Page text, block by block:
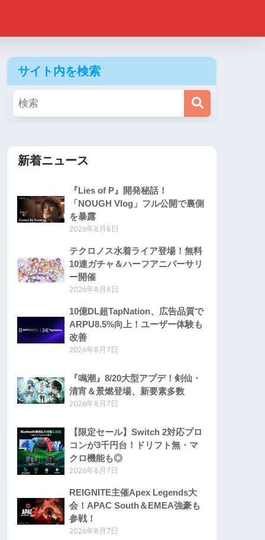
サイト内を検索
新着ニュース
『Lies of P』開発秘話！
「NOUGH Vlog」フル公開で裏側
を暴露
2026年8月8日
テクロノス水着ライア登場！無料
10連ガチャ＆ハーフアニバーサリ
ー開催
2026年8月8日
10億DL超TapNation、広告品質で
ARPU8.5%向上！ユーザー体験も
改善
2026年8月7日
『鳴潮』8/20大型アプデ！剣仙・
清宵＆景燃登場、新要素多数
2026年8月7日
【限定セール】Switch 2対応プロ
コンが3千円台！ドリフト無・マ
クロ機能も◎
2026年8月7日
REIGNITE主催Apex Legends大
会！APAC South＆EMEA強豪も
参戦！
2026年8月7日